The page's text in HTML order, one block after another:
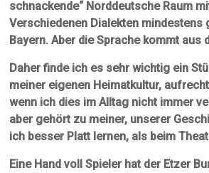
schnackende“ Norddeutsche Raum
Verschiedenen Dialekten mindestens
Bayern. Aber die Sprache kommt aus
Daher finde ich es sehr wichtig ein
meiner eigenen Heimatkultur,
wenn ich dies im Alltag nicht immer
aber gehört zu meiner, unserer
ich besser Platt lernen, als beim
Eine Hand voll Spieler hat der Etzer